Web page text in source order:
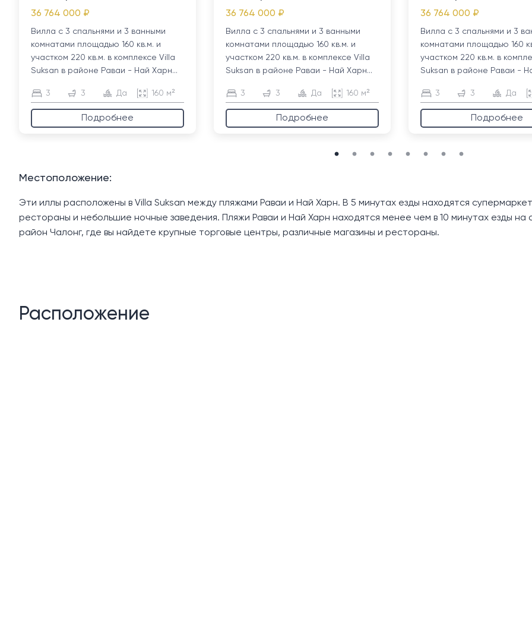
36 764 000 ₽
Вилла с 3 спальнями и 3 ванными
комнатами площадью 160 кв.м. и
участком 220 кв.м. в комплексе Villa
Suksan в районе Раваи - Най Харн...
3 3 Да 160 м²
Подробнее
36 764 000 ₽
Вилла с 3 спальнями и 3 ванными
комнатами площадью 160 кв.м. и
участком 220 кв.м. в комплексе Villa
Suksan в районе Раваи - Най Харн...
3 3 Да 160 м²
Подробнее
36 764 000 ₽
Вилла с 3 спальнями и 3
комнатами площадью 160
участком 220 кв.м. в
Suksan в районе Раваи -
3 3 Да
Подробнее
Местоположение:
Эти иллы расположены в Villa Suksan между пляжами Раваи и Най Харн. В 5 минутах езды находятся
рестораны и небольшие ночные заведения. Пляжи Раваи и Най Харн находятся менее чем в 10 минутах езды
район Чалонг, где вы найдете крупные торговые центры, различные магазины и рестораны.
Расположение